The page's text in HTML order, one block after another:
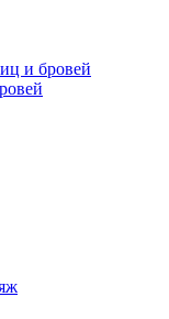
и бровей